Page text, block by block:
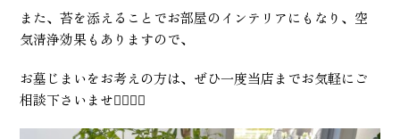
また、苔を添えることでお部屋のインテリアにもなり、空
気清浄効果もありますので、
お墓じまいをお考えの方は、ぜひ一度当店までお気軽にご
相談下さいませ💁🏻‍♀️✨